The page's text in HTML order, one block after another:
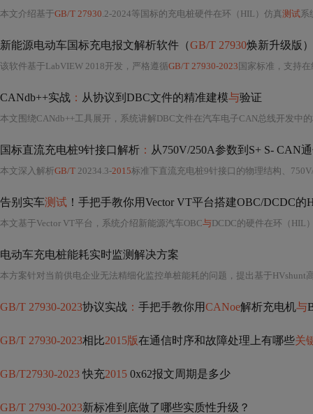
本文介绍基于GB/T 27930.2-2024等国标的充电桩硬件在环（HIL）仿真 测试系
新能源电动车国标充电报文解析软件（GB/T 27930焕新升级版）
该软件基于LabVIEW 2018开发，严格遵循GB/T 27930-2023 国家标准，支持
CANdb++实战 ： 从协议到DBC文件的精准建模与验证
国标直流充电桩9针接口解析 ： 从750V/250A参数到S+ S- CAN
本文深入解析GB/T 20234.3-2015标准下直流充电桩9针接口的物理结构、750V/250A电
告别实车测试 ！手把手教你用Vector VT平台搭建OBC/DCDC的
本文基于Vector VT平台，系统介绍新能源汽车OBC与DCDC的硬件在环（HIL
电动车充电桩能耗实时监测解决方案
本方案针对当前供电企业无法精细化监控单桩能耗的问题，提出基于HVshunt
GB/T 27930-2023协议实战 ： 手把手教你用CANoe解析充电机与
GB/T 27930-2023相比2015版在通信时序和故障处理上有哪些关
GB/T27930-2023快充2015 0x62报文周期是多少
GB/T 27930-2023新标准到底做了哪些实质性升级？